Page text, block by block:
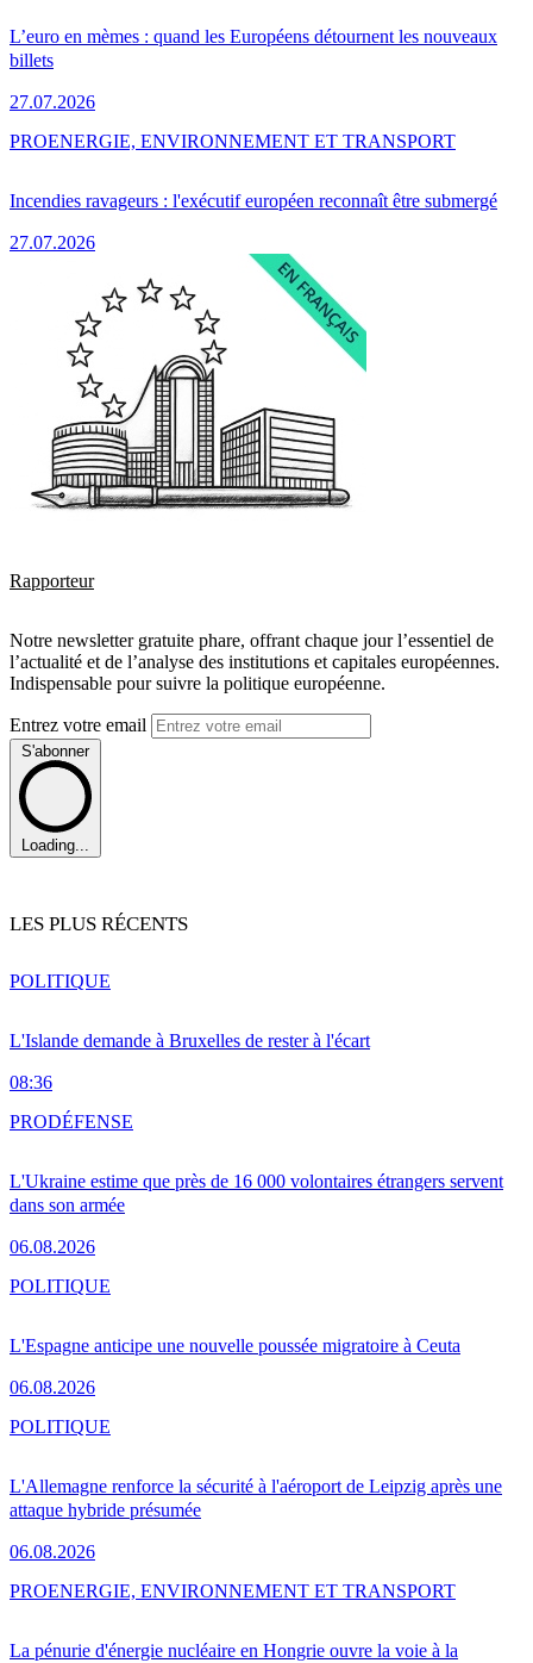
L’euro en mèmes : quand les Européens détournent les nouveaux
billets
27.07.2026
Incendies ravageurs : l'exécutif européen reconnaît être submergé
27.07.2026
PROENERGIE, ENVIRONNEMENT ET TRANSPORT
Rapporteur
Notre newsletter gratuite phare, offrant chaque jour l’essentiel de
l’actualité et de l’analyse des institutions et capitales européennes.
Indispensable pour suivre la politique européenne.
Entrez votre email
S'abonner
Loading...
LES PLUS RÉCENTS
L'Islande demande à Bruxelles de rester à l'écart
08:36
POLITIQUE
L'Ukraine estime que près de 16 000 volontaires étrangers servent
dans son armée
06.08.2026
PRODÉFENSE
L'Espagne anticipe une nouvelle poussée migratoire à Ceuta
06.08.2026
POLITIQUE
L'Allemagne renforce la sécurité à l'aéroport de Leipzig après une
attaque hybride présumée
06.08.2026
POLITIQUE
La pénurie d'énergie nucléaire en Hongrie ouvre la voie à la
PROENERGIE, ENVIRONNEMENT ET TRANSPORT